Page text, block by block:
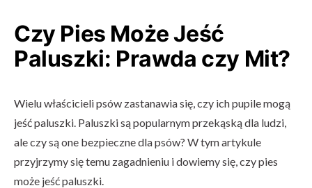
Czy Pies Może Jeść
Paluszki: Prawda czy Mit?
Wielu właścicieli psów zastanawia się, czy ich pupile mogą
jeść paluszki. Paluszki są popularnym przekąską dla ludzi,
ale czy są one bezpieczne dla psów? W tym artykule
przyjrzymy się temu zagadnieniu i dowiemy się, czy pies
może jeść paluszki.